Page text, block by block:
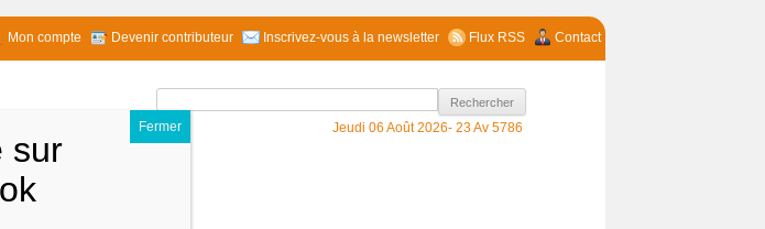
Mon compte Devenir contributeur Inscrivez-vous à la newsletter Flux RSS Contact
Rechercher :
Jeudi 06 Août 2026- 23 Av 5786